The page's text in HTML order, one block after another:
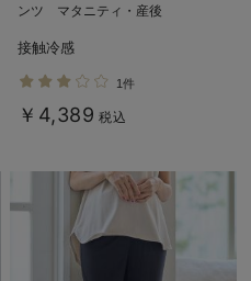
ンツ マタニティ・産後
接触冷感
1件
￥4,389 税込